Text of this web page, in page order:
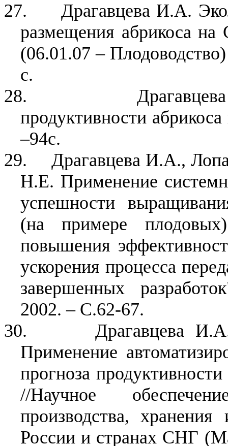
27.
Драгавцева И.А.
размещения абрикоса
(06.01.07 –
с.
28.
продуктивности
–94с.
29.
Драгавцева И.А.,
Н.Е. Применение
успешности
(на примере
повышения
ускорения процесса
завершенных
2002. – С.62-67.
30.
Драгавцева
Применение
прогноза
//Научное
производства,
России и странах СНГ